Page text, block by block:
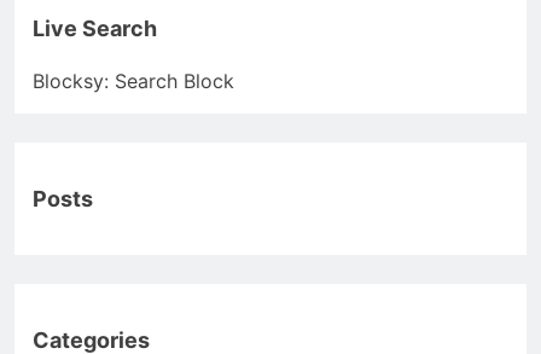
Live Search
Blocksy: Search Block
Posts
Categories